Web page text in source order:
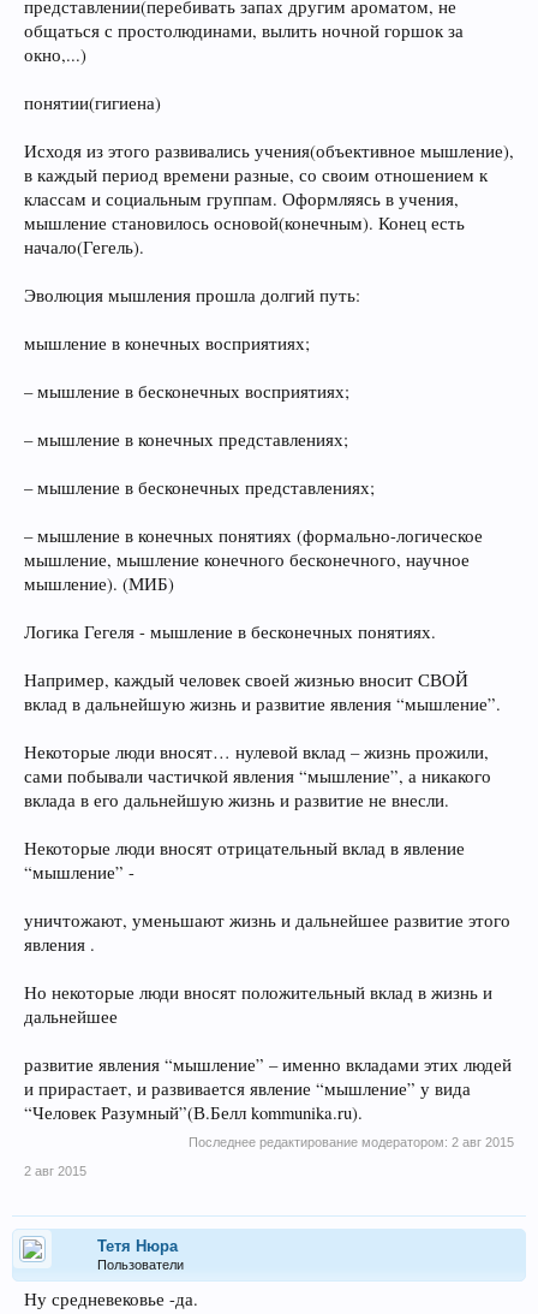
представлении(перебивать запах другим ароматом, не
общаться с простолюдинами, вылить ночной горшок за
окно,...)
понятии(гигиена)
Исходя из этого развивались учения(объективное мышление),
в каждый период времени разные, со своим отношением к
классам и социальным группам. Оформляясь в учения,
мышление становилось основой(конечным). Конец есть
начало(Гегель).
Эволюция мышления прошла долгий путь:
мышление в конечных восприятиях;
– мышление в бесконечных восприятиях;
– мышление в конечных представлениях;
– мышление в бесконечных представлениях;
– мышление в конечных понятиях (формально-логическое
мышление, мышление конечного бесконечного, научное
мышление). (МИБ)
Логика Гегеля - мышление в бесконечных понятиях.
Например, каждый человек своей жизнью вносит СВОЙ
вклад в дальнейшую жизнь и развитие явления “мышление”.
Некоторые люди вносят… нулевой вклад – жизнь прожили,
сами побывали частичкой явления “мышление”, а никакого
вклада в его дальнейшую жизнь и развитие не внесли.
Некоторые люди вносят отрицательный вклад в явление
“мышление” -
уничтожают, уменьшают жизнь и дальнейшее развитие этого
явления .
Но некоторые люди вносят положительный вклад в жизнь и
дальнейшее
развитие явления “мышление” – именно вкладами этих людей
и прирастает, и развивается явление “мышление” у вида
“Человек Разумный”(В.Белл kommunika.ru).
Последнее редактирование модератором: 2 авг 2015
2 авг 2015
Тетя Нюра
Пользователи
Ну средневековье -да.